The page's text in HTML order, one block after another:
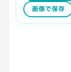
画像で保存